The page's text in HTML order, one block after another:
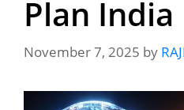
Plan India
November 7, 2025 by